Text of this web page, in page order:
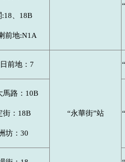
、18B
前地:N1A
前地：7
“永華街”站
馬路：10B
街：18B
坊：30